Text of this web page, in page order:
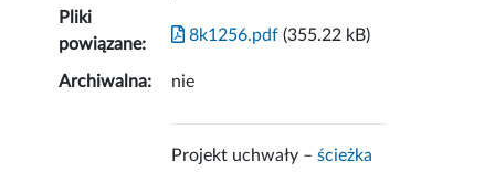
Pliki
powiązane:
8k1256.pdf (355.22 kB)
Archiwalna: nie
Projekt uchwały –ścieżka